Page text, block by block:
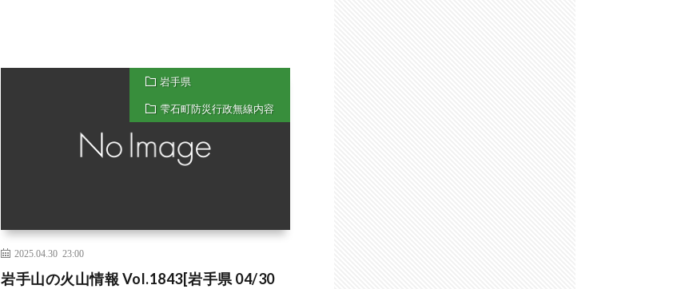
岩手県
雫石町防災行政無線内容
2025.04.30 23:00
岩手山の火山情報 Vol.1843[岩手県 04/30